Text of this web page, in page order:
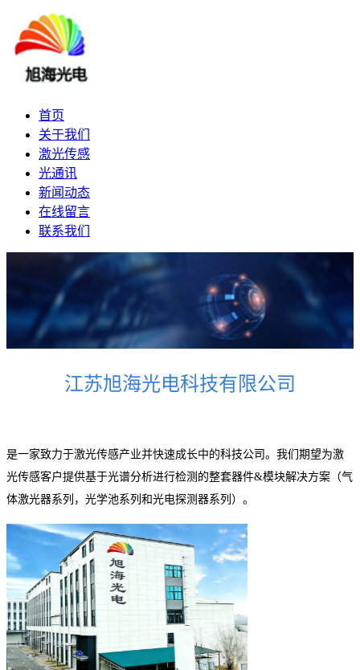
首页
关于我们
激光传感
光通讯
新闻动态
在线留言
联系我们
江苏旭海光电科技有限公司
是一家致力于激光传感产业并快速成长中的科技公司。我们期望为激
光传感客户提供基于光谱分析进行检测的整套器件&模块解决方案（气
体激光器系列，光学池系列和光电探测器系列）。